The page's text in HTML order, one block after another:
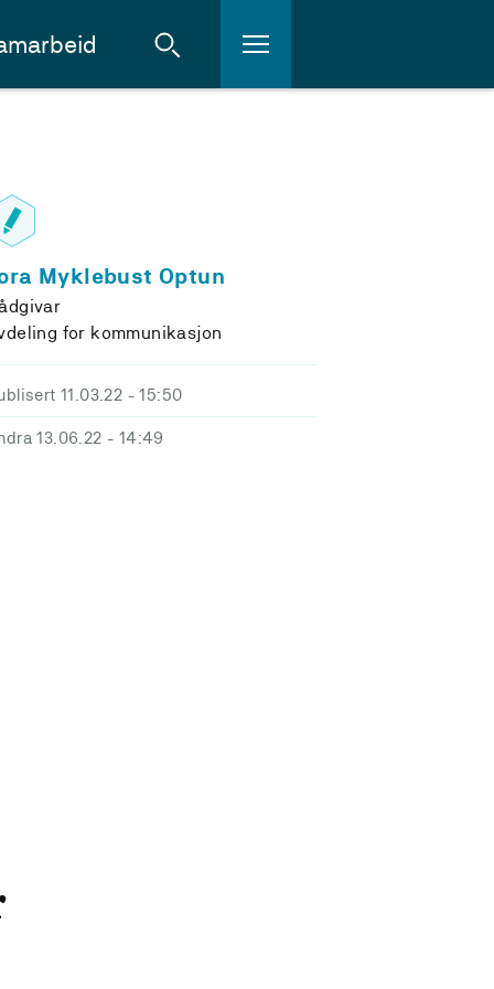
Myklebust Optun
for kommunikasjon
11.03.22 - 15:50
13.06.22 - 14:49